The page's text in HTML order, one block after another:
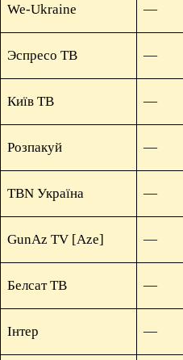
We-Ukraine —
Эспресо ТВ —
Київ ТВ —
Розпакуй —
TBN Україна —
GunAz TV [Aze] —
Белсат ТВ —
Інтер —